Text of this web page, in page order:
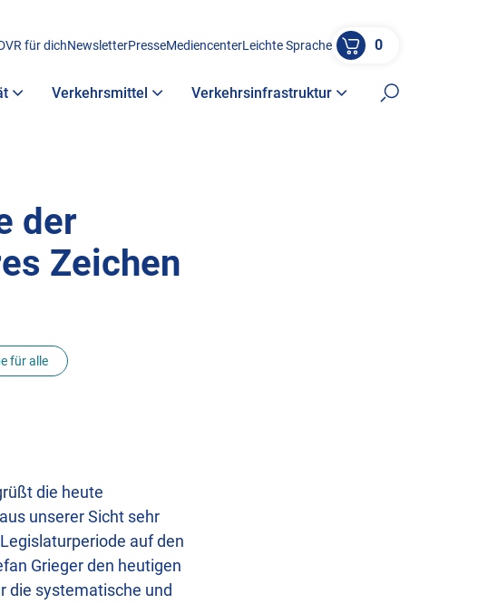
für dichNewsletterPresseMediencenterLeichte Sprache 0
Verkehrsmittel Verkehrsinfrastruktur
Suche
der
Zeichen
für alle
die heute
unserer Sicht sehr
auf den
Grieger den heutigen
die systematische und